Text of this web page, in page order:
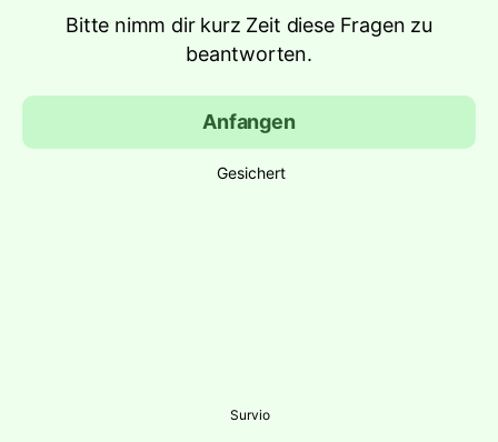
Bitte nimm dir kurz Zeit diese Fragen zu
beantworten.
Anfangen
Gesichert
Survio